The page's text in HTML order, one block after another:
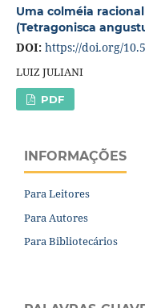
Uma colméia
(Tetragonisca
DOI: https://doi.org/
LUIZ JULIANI
PDF
INFORMAÇÕES
Para Leitores
Para Autores
Para Bibliotecários